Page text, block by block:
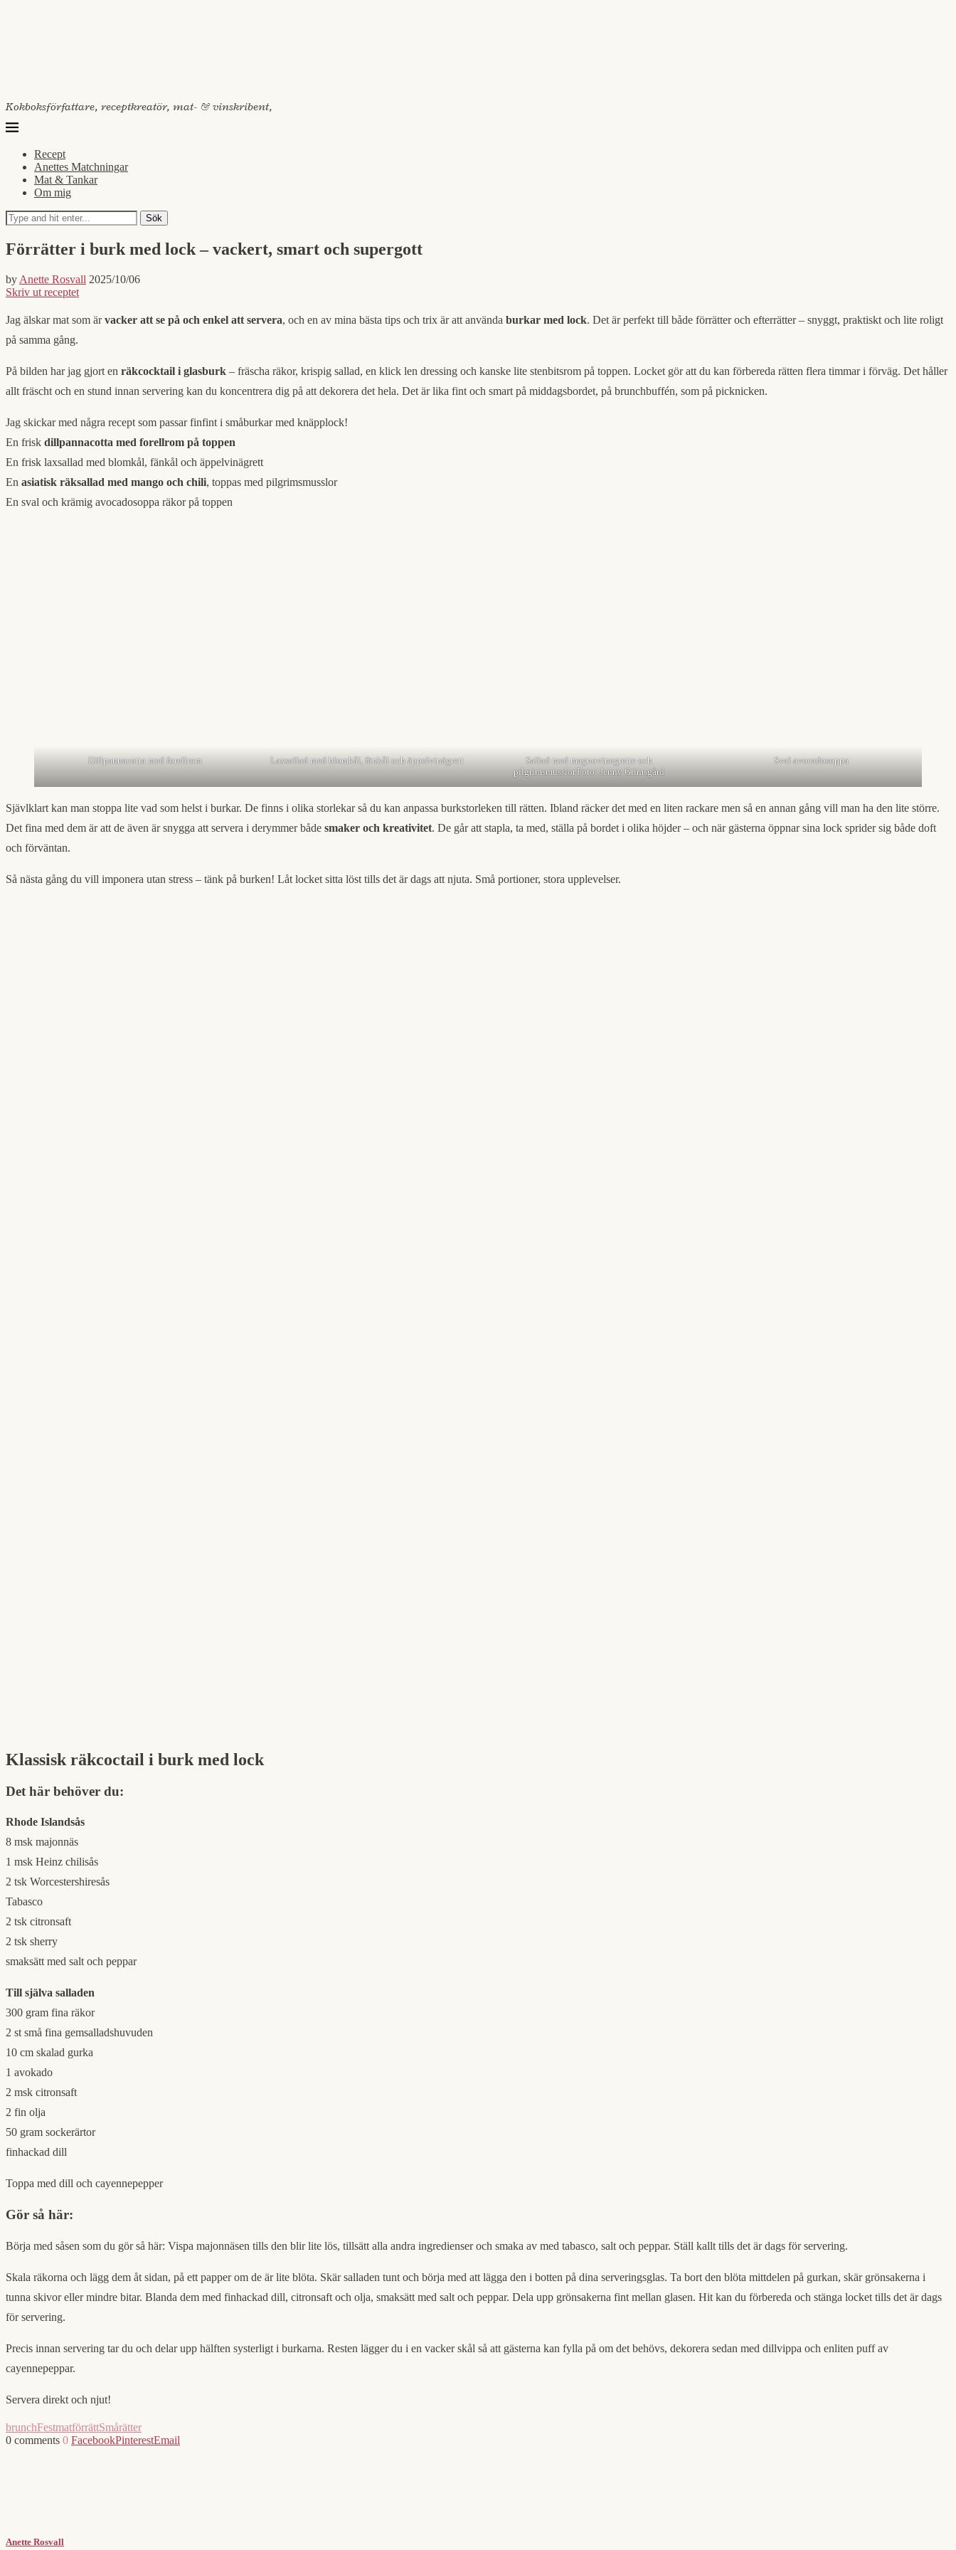
Kokboksförfattare, receptkreatör, mat- & vinskribent,
Recept
Anettes Matchningar
Mat & Tankar
Om mig
Sök
Förrätter i burk med lock – vackert, smart och supergott
by Anette Rosvall 2025/10/06
Skriv ut receptet
Jag älskar mat som ärvacker att se på och enkel att servera, och en av mina bästa tips och trix är att använda burkar med lock. Det är perfekt till både förrätter och efterrätter – snyggt, praktiskt och lite roligt
på samma gång.
På bilden har jag gjort en räkcocktail i glasburk – fräscha räkor, krispig sallad, en klick len dressing och kanske lite stenbitsrom på toppen. Locket gör att du kan förbereda rätten flera timmar i förväg. Det håller
allt fräscht och en stund innan servering kan du koncentrera dig på att dekorera det hela. Det är lika fint och smart på middagsbordet, på brunchbuffén, som på picknicken.
Jag skickar med några recept som passar finfint i småburkar med knäpplock!
En frisk dillpannacotta med forellrom på toppen
En frisk laxsallad med blomkål, fänkål och äppelvinägrett
En asiatisk räksallad med mango och chili, toppas med pilgrimsmusslor
En sval och krämig avocadosoppa räkor på toppen
Dillpannacotta med forellrom Laxsallad med blomkål, fänkål och äppelvinägrett
Sallad med magnovinegrette och
pilgrimsmusslor.Foto: Jenny Grimsgård
Sval avocadosoppa
Sjävlklart kan man stoppa lite vad som helst i burkar. De finns i olika storlekar så du kan anpassa burkstorleken till rätten. Ibland räcker det med en liten rackare men så en annan gång vill man ha den lite större.
Det fina med dem är att de även är snygga att servera i derymmer både smaker och kreativitet. De går att stapla, ta med, ställa på bordet i olika höjder – och när gästerna öppnar sina lock sprider sig både doft
och förväntan.
Så nästa gång du vill imponera utan stress – tänk på burken! Låt locket sitta löst tills det är dags att njuta. Små portioner, stora upplevelser.
Klassisk räkcoctail i burk med lock
Det här behöver du:
Rhode Islandsås
8 msk majonnäs
1 msk Heinz chilisås
2 tsk Worcestershiresås
Tabasco
2 tsk citronsaft
2 tsk sherry
smaksätt med salt och peppar
Till själva salladen
300 gram fina räkor
2 st små fina gemsalladshuvuden
10 cm skalad gurka
1 avokado
2 msk citronsaft
2 fin olja
50 gram sockerärtor
finhackad dill
Toppa med dill och cayennepepper
Gör så här:
Börja med såsen som du gör så här: Vispa majonnäsen tills den blir lite lös, tillsätt alla andra ingredienser och smaka av med tabasco, salt och peppar. Ställ kallt tills det är dags för servering.
Skala räkorna och lägg dem åt sidan, på ett papper om de är lite blöta. Skär salladen tunt och börja med att lägga den i botten på dina serveringsglas. Ta bort den blöta mittdelen på gurkan, skär grönsakerna i
tunna skivor eller mindre bitar. Blanda dem med finhackad dill, citronsaft och olja, smaksätt med salt och peppar. Dela upp grönsakerna fint mellan glasen. Hit kan du förbereda och stänga locket tills det är dags
för servering.
Precis innan servering tar du och delar upp hälften systerligt i burkarna. Resten lägger du i en vacker skål så att gästerna kan fylla på om det behövs, dekorera sedan med dillvippa och enliten puff av
cayennepeppar.
Servera direkt och njut!
brunchFestmatförrättSmårätter
0 comments 0 FacebookPinterestEmail
Anette Rosvall